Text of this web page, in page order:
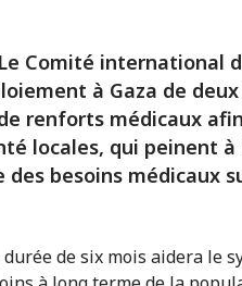
Comité international
à Gaza de
renforts médicaux
locales, qui peinent
besoins médicaux
durée de six mois aidera le